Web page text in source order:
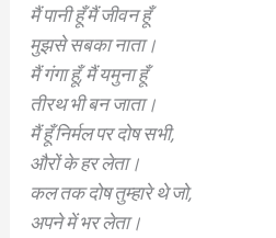
मैं पानी हूँ मैं जीवन हूँ
मुझसे सबका नाता।
मैं गंगा हूँ, मैं यमुना हूँ
तीरथ भी बन जाता।
मैं हूँ निर्मल पर दोष सभी,
औरों के हर लेता।
कल तक दोष तुम्हारे थे जो,
अपने में भर लेता।